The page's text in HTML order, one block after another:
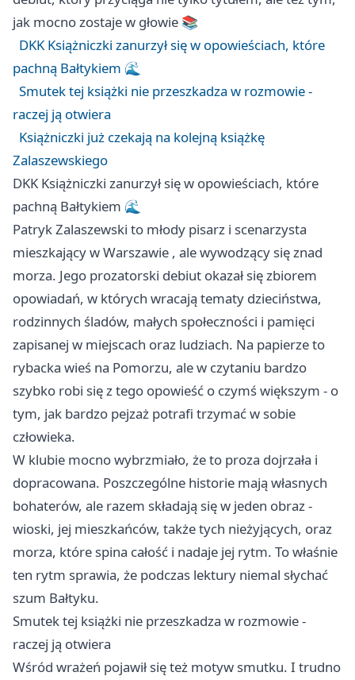
jak mocno zostaje w głowie 📚
DKK Książniczki zanurzył się w opowieściach, które
pachną Bałtykiem 🌊
Smutek tej książki nie przeszkadza w rozmowie -
raczej ją otwiera
Książniczki już czekają na kolejną książkę
Zalaszewskiego
DKK Książniczki zanurzył się w opowieściach, które
pachną Bałtykiem 🌊
Patryk Zalaszewski to młody pisarz i scenarzysta
mieszkający wWarszawie , ale wywodzący się znad
morza. Jego prozatorski debiut okazał się zbiorem
opowiadań, w których wracają tematy dzieciństwa,
rodzinnych śladów, małych społeczności i pamięci
zapisanej w miejscach oraz ludziach. Na papierze to
rybacka wieś na Pomorzu, ale w czytaniu bardzo
szybko robi się z tego opowieść o czymś większym - o
tym, jak bardzo pejzaż potrafi trzymać w sobie
człowieka.
W klubie mocno wybrzmiało, że to proza dojrzała i
dopracowana. Poszczególne historie mają własnych
bohaterów, ale razem składają się w jeden obraz -
wioski, jej mieszkańców, także tych nieżyjących, oraz
morza, które spina całość i nadaje jej rytm. To właśnie
ten rytm sprawia, że podczas lektury niemal słychać
szum Bałtyku.
Smutek tej książki nie przeszkadza w rozmowie -
raczej ją otwiera
Wśród wrażeń pojawił się też motyw smutku. I trudno